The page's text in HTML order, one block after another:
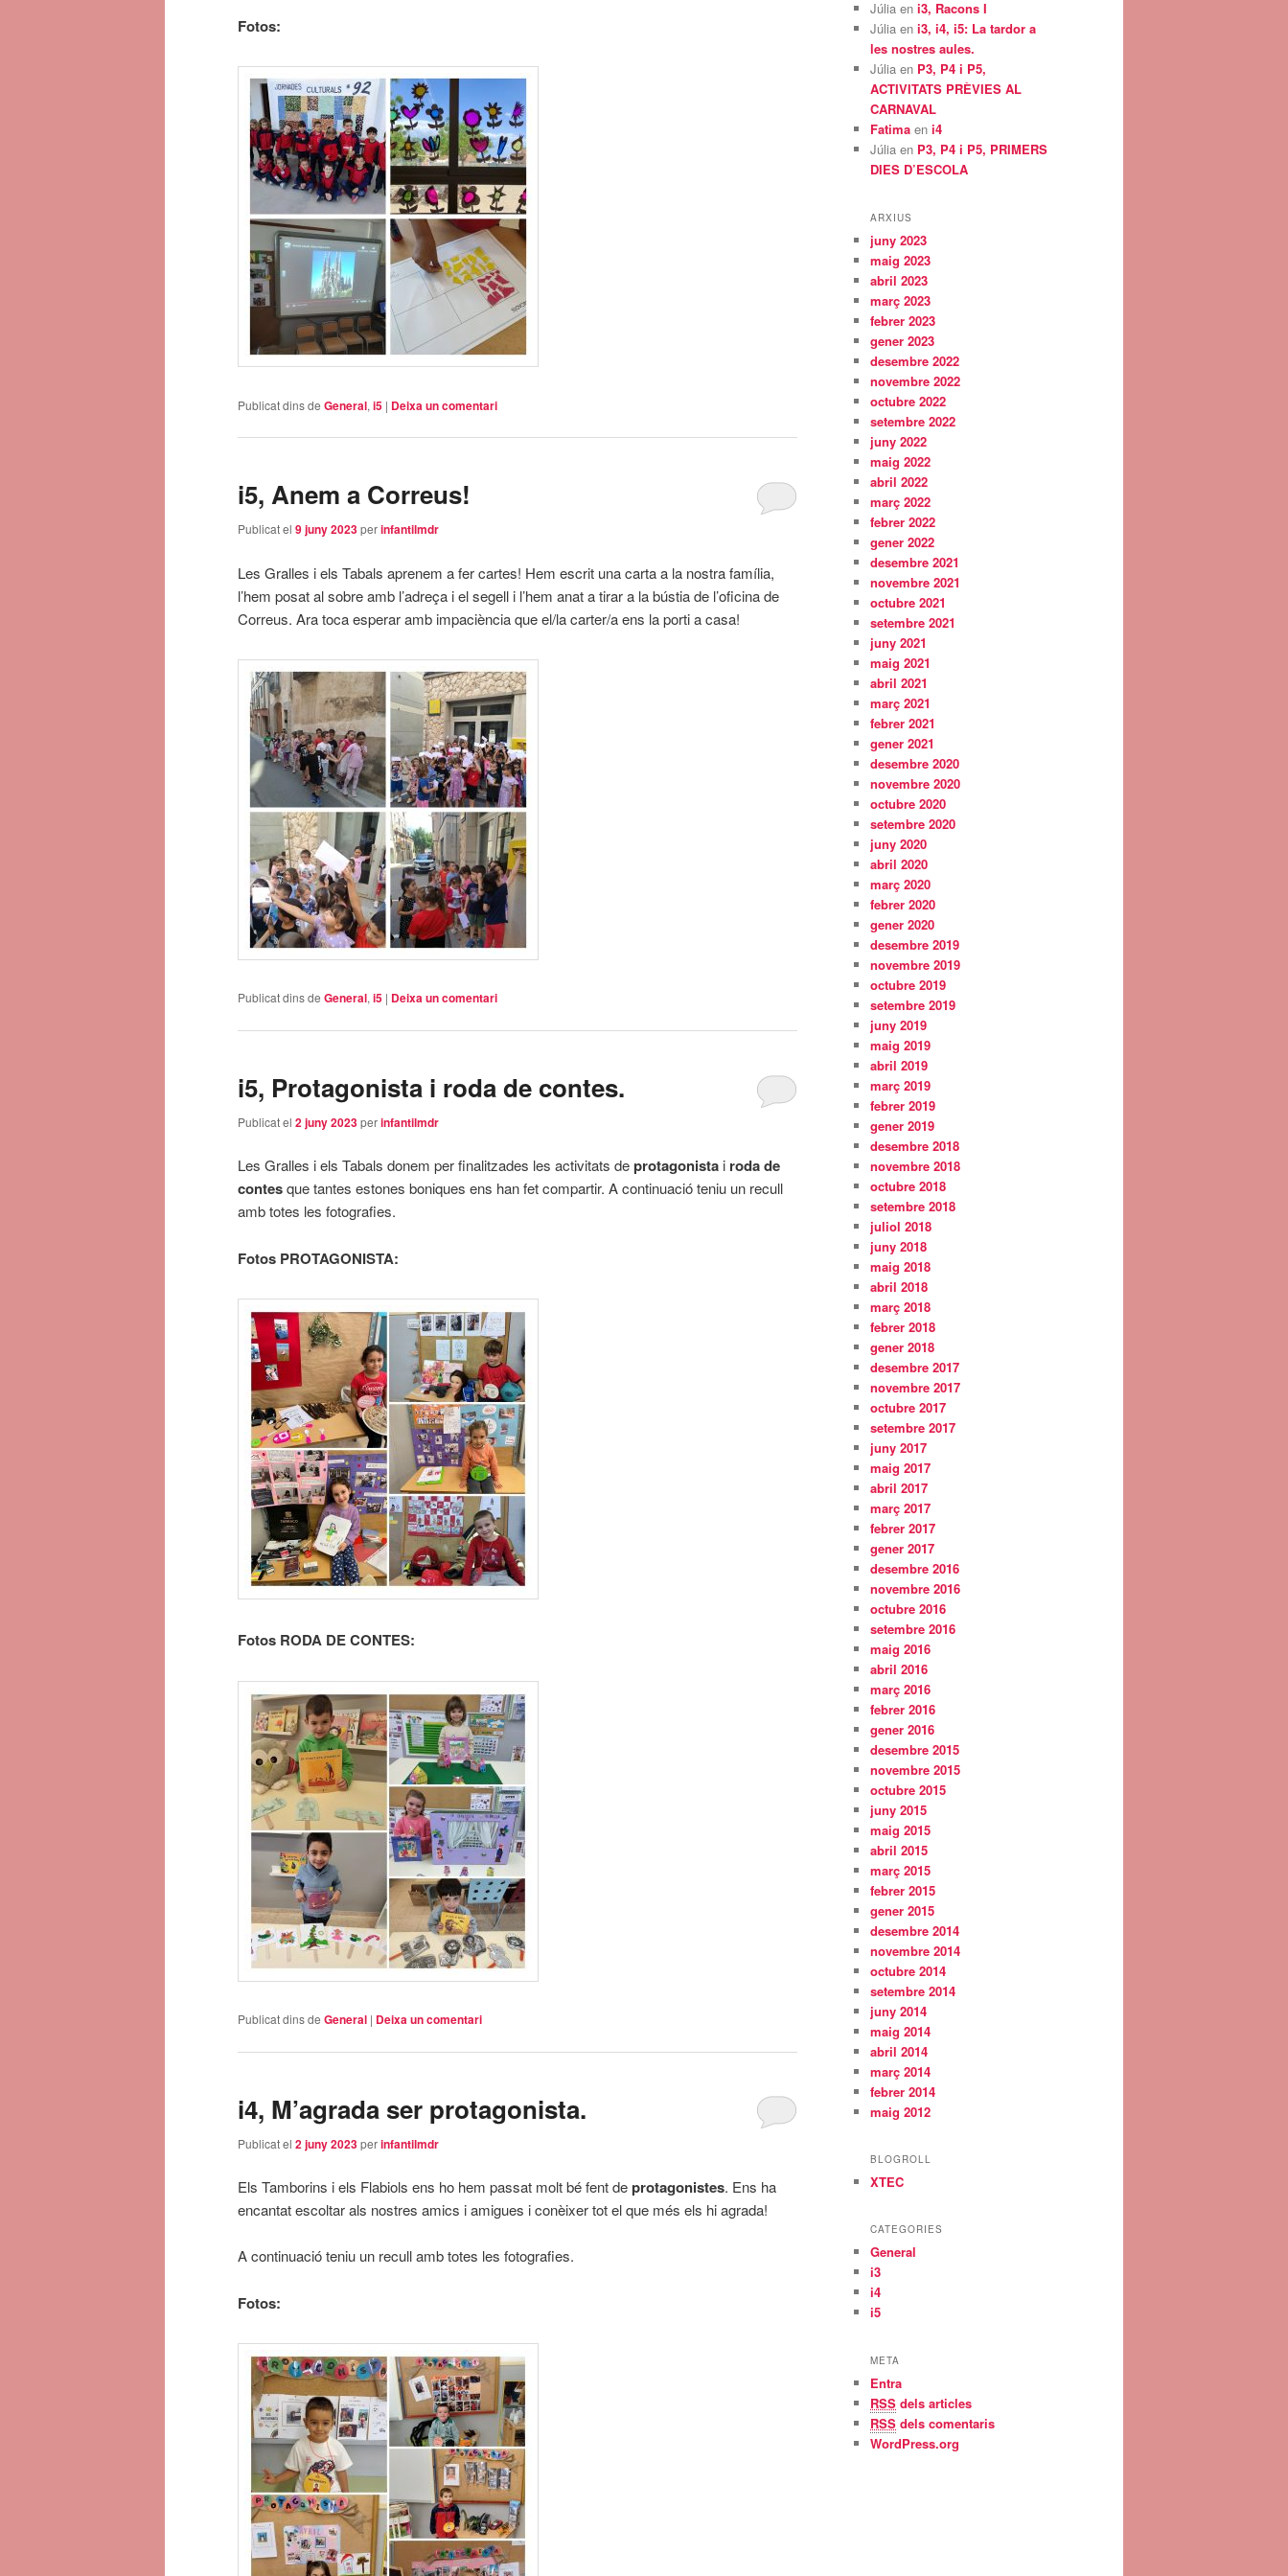
Fotos:
Publicat dins de General, i5 | Deixa un comentari
i5, Anem a Correus!
Publicat el 9 juny 2023perinfantilmdr
Les Gralles i els Tabals aprenem a fer cartes! Hem escrit una carta a la nostra família,
l’hem posat al sobre amb l’adreça i el segell i l’hem anat a tirar a la bústia de l’oficina de
Correus. Ara toca esperar amb impaciència que el/la carter/a ens la porti a casa!
Publicat dins de General, i5 | Deixa un comentari
i5, Protagonista i roda de contes.
Publicat el 2 juny 2023perinfantilmdr
Les Gralles i els Tabals donem per finalitzades les activitats deprotagonista i roda de
contesque tantes estones boniques ens han fet compartir. A continuació teniu un recull
amb totes les fotografies.
Fotos PROTAGONISTA:
Fotos RODA DE CONTES:
Publicat dins de General | Deixa un comentari
i4, M’agrada ser protagonista.
Publicat el 2 juny 2023perinfantilmdr
Els Tamborins i els Flabiols ens ho hem passat molt bé fent deprotagonistes. Ens ha
encantat escoltar als nostres amics i amigues i conèixer tot el que més els hi agrada!
A continuació teniu un recull amb totes les fotografies.
Fotos:
Júlia en i3, Racons I
Júlia en i3, i4, i5: La tardor a
les nostres aules.
Júlia en P3, P4 i P5,
ACTIVITATS PRÈVIES AL
CARNAVAL
Fatima en i4
Júlia en P3, P4 i P5, PRIMERS
DIES D’ESCOLA
ARXIUS
juny 2023
maig 2023
abril 2023
març 2023
febrer 2023
gener 2023
desembre 2022
novembre 2022
octubre 2022
setembre 2022
juny 2022
maig 2022
abril 2022
març 2022
febrer 2022
gener 2022
desembre 2021
novembre 2021
octubre 2021
setembre 2021
juny 2021
maig 2021
abril 2021
març 2021
febrer 2021
gener 2021
desembre 2020
novembre 2020
octubre 2020
setembre 2020
juny 2020
abril 2020
març 2020
febrer 2020
gener 2020
desembre 2019
novembre 2019
octubre 2019
setembre 2019
juny 2019
maig 2019
abril 2019
març 2019
febrer 2019
gener 2019
desembre 2018
novembre 2018
octubre 2018
setembre 2018
juliol 2018
juny 2018
maig 2018
abril 2018
març 2018
febrer 2018
gener 2018
desembre 2017
novembre 2017
octubre 2017
setembre 2017
juny 2017
maig 2017
abril 2017
març 2017
febrer 2017
gener 2017
desembre 2016
novembre 2016
octubre 2016
setembre 2016
maig 2016
abril 2016
març 2016
febrer 2016
gener 2016
desembre 2015
novembre 2015
octubre 2015
juny 2015
maig 2015
abril 2015
març 2015
febrer 2015
gener 2015
desembre 2014
novembre 2014
octubre 2014
setembre 2014
juny 2014
maig 2014
abril 2014
març 2014
febrer 2014
maig 2012
BLOGROLL
XTEC
CATEGORIES
General
i3
i4
i5
META
Entra
RSS dels articles
RSS dels comentaris
WordPress.org